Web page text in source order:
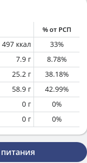
% от РСП
497 ккал 33%
7.9 г 8.78%
25.2 г 38.18%
58.9 г 42.99%
0 г 0%
0 г 0%